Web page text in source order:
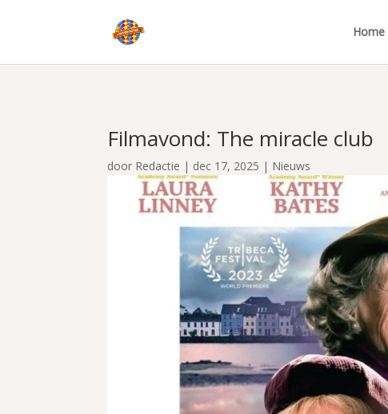
Home
Filmavond: The miracle club
door Redactie | dec 17, 2025 | Nieuws